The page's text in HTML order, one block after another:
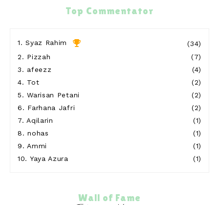
Secawan Kopi, Sekebun Cerita
Ulang masak ayam bakarTop Commentator
1.Syaz Rahim
(34)
2. Pizzah
(7)
3. afeezz
(4)
4. Tot
(2)
5.Warisan Petani
(2)
6. Farhana Jafri
(2)
7. Aqilarin
(1)
8.nohas
(1)
9. Ammi
(1)
10. Yaya Azura (1)
Wall of Fame